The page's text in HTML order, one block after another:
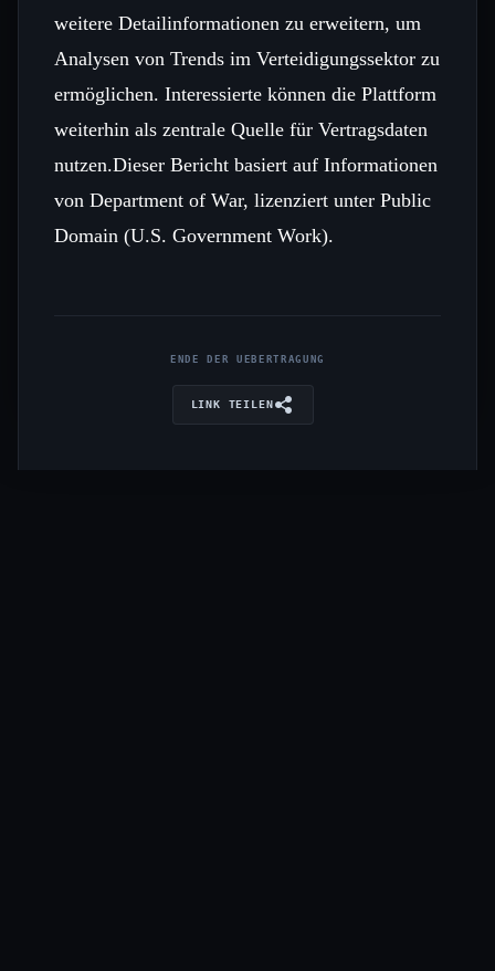
weitere Detailinformationen zu erweitern, um
Analysen von Trends im Verteidigungssektor zu
ermöglichen. Interessierte können die Plattform
weiterhin als zentrale Quelle für Vertragsdaten
nutzen.Dieser Bericht basiert auf Informationen
von Department of War, lizenziert unter Public
Domain (U.S. Government Work).
ENDE DER UEBERTRAGUNG
LINK TEILEN